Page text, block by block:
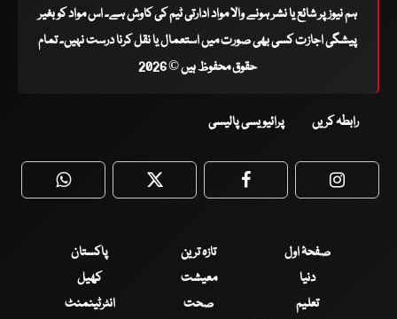
ہم نیوز پر شائع یا نشر ہونے والا مواد ادارتی ٹیم کی کاوش ہے۔ اس مواد کو بغیر
پیشگی اجازت کسی بھی صورت میں استعمال یا نقل کرنا درست نہیں۔ تمام
حقوق محفوظ ہیں © 2026
رابطہ کریں پرائیویسی پالیسی
WhatsApp Twitter Facebook
صفحۂ اول تازہ ترین
پاکستان
دنیا
معیشت
کھیل
تعلیم
صحت
انٹرٹینمنٹ